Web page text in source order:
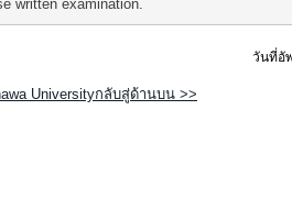
written examination.
วันที่อั
Universityกลับสู่ด้านบน >>